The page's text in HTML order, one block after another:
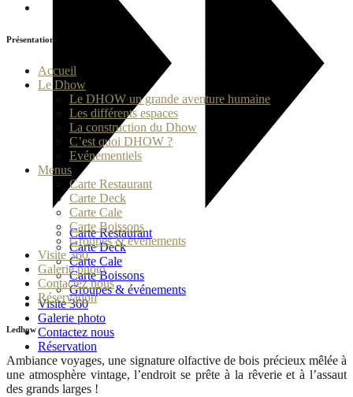
Carte Restaurant
Carte Deck
Carte Cale
Carte Boissons
Groupes & événements
Visite 360
Galerie photo
Contactez nous
Réservation
Présentation
Accueil
Le Dhow
Le DHOW un grande aventure humaine
Les différents espaces
La construction du Dhow
C’est quoi DHOW ?
Evénementiels
Menus
Carte Restaurant
Carte Deck
Carte Cale
Carte Boissons
Groupes & événements
Visite 360
Galerie photo
Contactez nous
Réservation
Ledhow
Ambiance voyages, une signature olfactive de bois précieux mêlée à
une atmosphère vintage, l’endroit se prête à la rêverie et à l’assaut
des grands larges !